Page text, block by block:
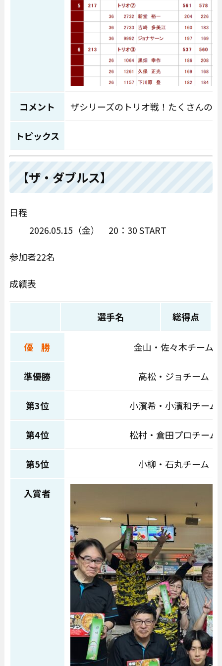
コメント ザシリーズのトリオ戦！たくさんの
トピックス
【ザ・ダブルス】
日程
2026.05.15（金） 20：30 START
参加者22名
成績表
選手名 総得点
優 勝 金山・佐々木チーム
準優勝 高松・ジョチーム
第3位 小濱希・小濱和チーム
第4位 松村・倉田プロチーム
第5位 小柳・石丸チーム
入賞者